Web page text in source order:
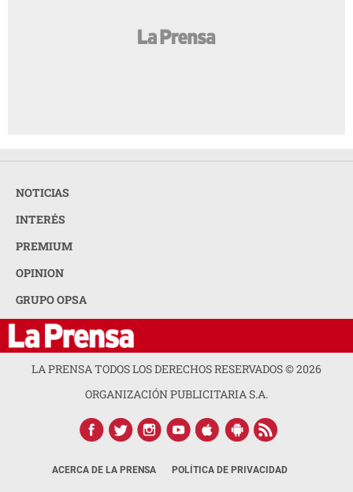
NOTICIAS
INTERÉS
PREMIUM
OPINION
GRUPO OPSA
LA PRENSA TODOS LOS DERECHOS RESERVADOS ©2026
ORGANIZACIÓN PUBLICITARIA S.A.
ACERCA DE LA PRENSA POLÍTICA DE PRIVACIDAD